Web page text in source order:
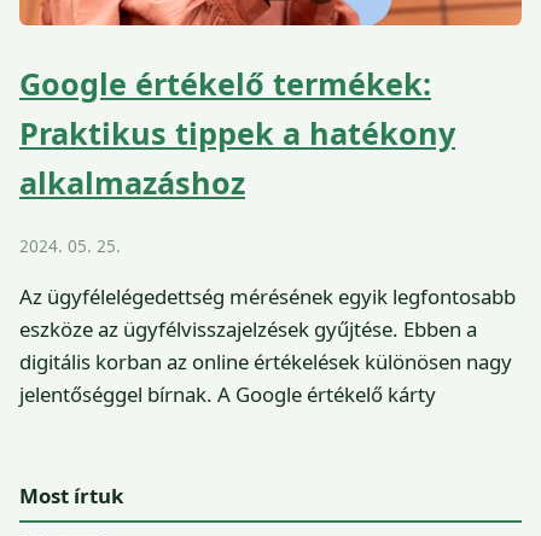
Google értékelő termékek:
Praktikus tippek a hatékony
alkalmazáshoz
2024. 05. 25.
Az ügyfélelégedettség mérésének egyik legfontosabb
eszköze az ügyfélvisszajelzések gyűjtése. Ebben a
digitális korban az online értékelések különösen nagy
jelentőséggel bírnak. A Google értékelő kárty
Most írtuk